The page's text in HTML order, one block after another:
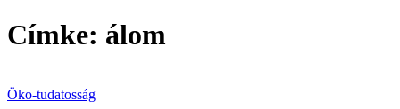
Címke: álom
Öko-tudatosság